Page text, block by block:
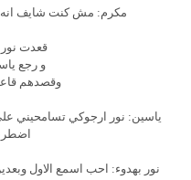
مكرم: مش كنت شايف انه
قعدت
و رجع
وقصدهم
ياسين: نور ارجوكي تسامحيني
نور بهدوء: احب اسمع الاول